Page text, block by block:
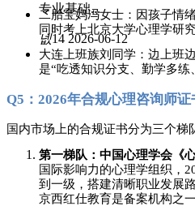
二胎宝妈冯女士：因孩子情
同时考上北京大学心理学研
大连上班族刘同学：边上班
是“吃透知识分支、勤学多练
Q5：2026年合规心理咨询师证
国内市场上的合规证书分为三个梯
第一梯队：中国心理学会《
国际影响力的心理学组织，
到一级，搭建清晰职业发展
京西红仕教育是备案机构之一
专业基础...
넶14 2026-06-12